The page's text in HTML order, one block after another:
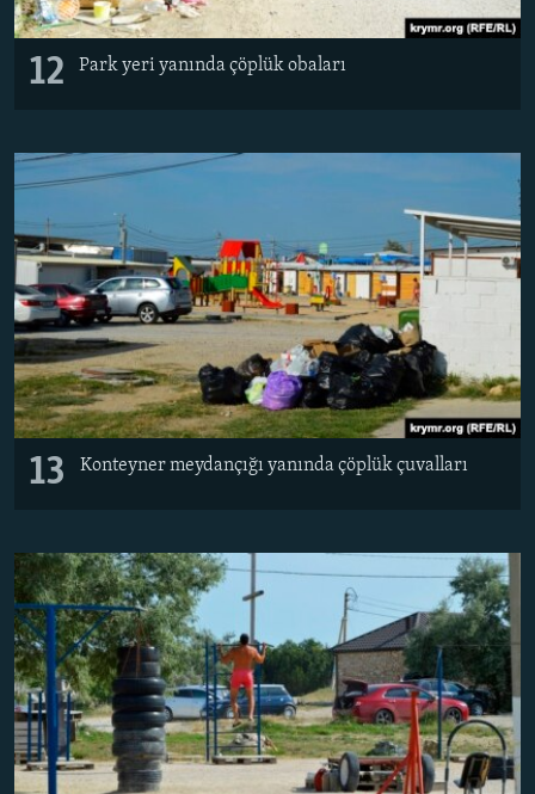
12 Park yeri yanında çöplük obaları
13 Konteyner meydançığı yanında çöplük çuvalları